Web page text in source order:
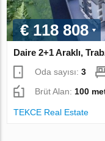
€ 118 808
Daire 2+1 Araklı,
Oda sayısı:3
Brüt Alan: 100
TEKCE Real Estate